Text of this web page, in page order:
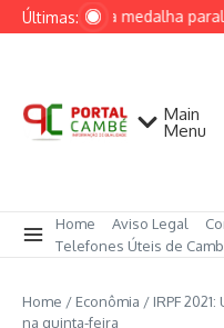
Ir para o conteúdo
Últimas:Primeira medalha
Main
Menu
Home Aviso Legal
Telefones Úteis de
Home / Econômia / IRPF
na quinta-feira